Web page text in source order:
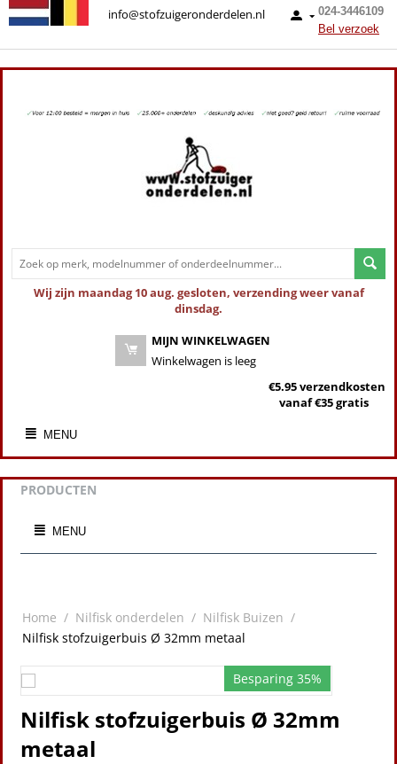
024-3446109
Bel verzoek
info@stofzuigeronderdelen.nl
Wij zijn maandag 10 aug. gesloten, verzending weer vanaf
dinsdag.
MIJN WINKELWAGEN
Winkelwagen is leeg
€5.95 verzendkosten
vanaf €35 gratis
MENU
PRODUCTEN
MENU
Home / Nilfisk onderdelen / Nilfisk Buizen /
Nilfisk stofzuigerbuis Ø 32mm metaal
Besparing 35%
Nilfisk stofzuigerbuis Ø 32mm
metaal